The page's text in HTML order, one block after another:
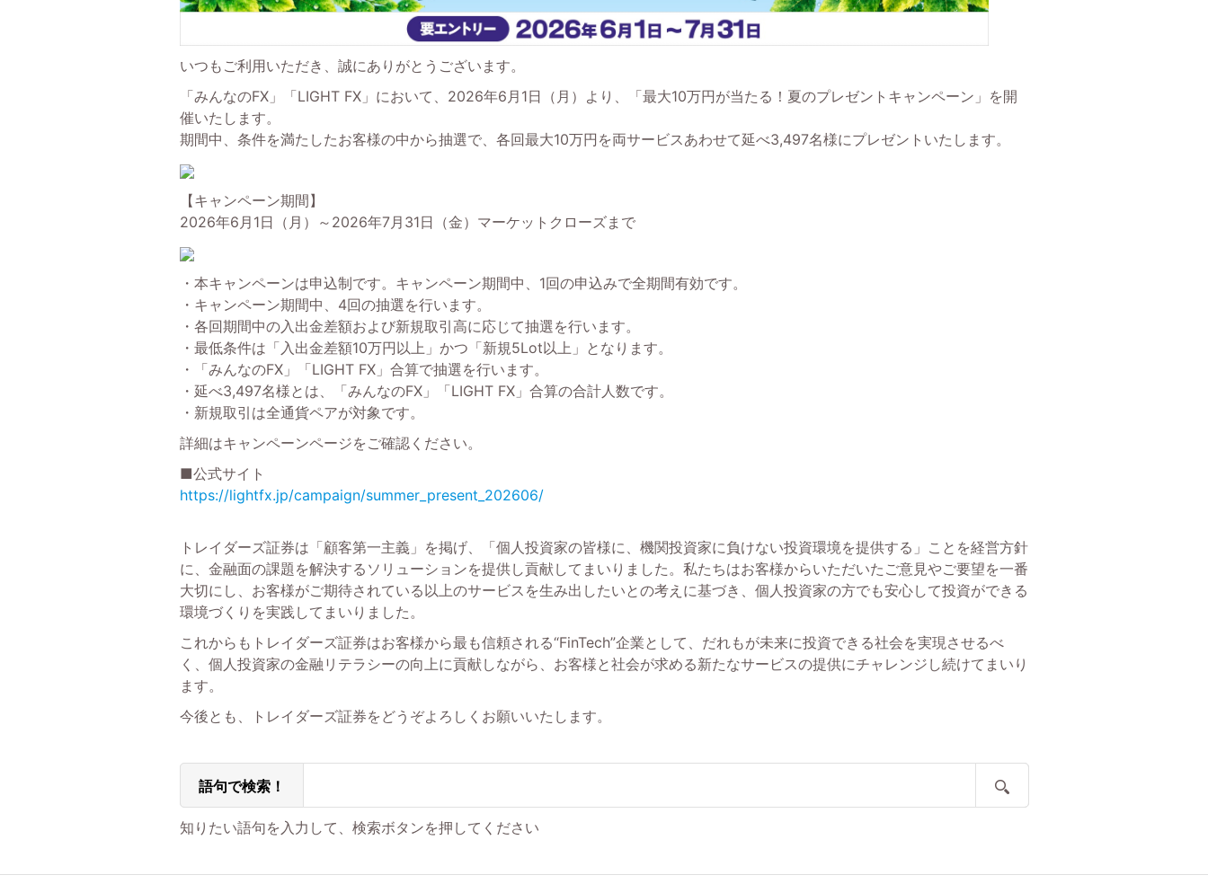
いつもご利用いただき、誠にありがとうございます。
「みんなのFX」「LIGHT FX」において、2026年6月1日（月）より、「最大10万円が当たる！夏のプレゼントキャンペーン」を開
催いたします。
期間中、条件を満たしたお客様の中から抽選で、各回最大10万円を両サービスあわせて延べ3,497名様にプレゼントいたします。
【キャンペーン期間】
2026年6月1日（月）～2026年7月31日（金）マーケットクローズまで
・本キャンペーンは申込制です。キャンペーン期間中、1回の申込みで全期間有効です。
・キャンペーン期間中、4回の抽選を行います。
・各回期間中の入出金差額および新規取引高に応じて抽選を行います。
・最低条件は「入出金差額10万円以上」かつ「新規5Lot以上」となります。
・「みんなのFX」「LIGHT FX」合算で抽選を行います。
・延べ3,497名様とは、「みんなのFX」「LIGHT FX」合算の合計人数です。
・新規取引は全通貨ペアが対象です。
詳細はキャンペーンページをご確認ください。
■公式サイト
https://lightfx.jp/campaign/summer_present_202606/
トレイダーズ証券は「顧客第一主義」を掲げ、「個人投資家の皆様に、機関投資家に負けない投資環境を提供する」ことを経営方針
に、金融面の課題を解決するソリューションを提供し貢献してまいりました。私たちはお客様からいただいたご意見やご要望を一番
大切にし、お客様がご期待されている以上のサービスを生み出したいとの考えに基づき、個人投資家の方でも安心して投資ができる
環境づくりを実践してまいりました。
これからもトレイダーズ証券はお客様から最も信頼される“FinTech”企業として、だれもが未来に投資できる社会を実現させるべ
く、個人投資家の金融リテラシーの向上に貢献しながら、お客様と社会が求める新たなサービスの提供にチャレンジし続けてまいり
ます。
今後とも、トレイダーズ証券をどうぞよろしくお願いいたします。
語句で検索！
知りたい語句を入力して、検索ボタンを押してください